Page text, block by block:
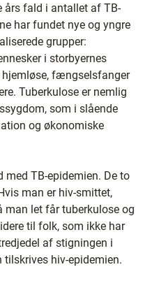
års fald i antallet af TB-
har fundet nye og yngre
grupper:
i storbyernes
hjemløse, fængselsfanger
Tuberkulose er nemlig
som i slående
og økonomiske
med TB-epidemien. De to
man er hiv-smittet,
man let får tuberkulose og
til folk, som ikke har
af stigningen i
hiv-epidemien.